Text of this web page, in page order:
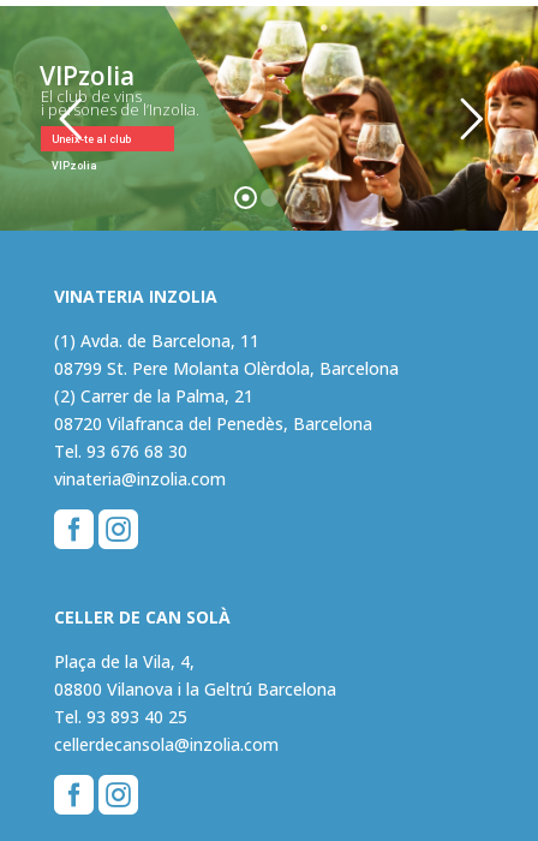
VIPzolia
Uneix-te al club
VIPzolia
El club de vins
i persones de l’Inzolia.
VINATERIA INZOLIA
(1) Avda. de Barcelona, 11
08799 St. Pere Molanta Olèrdola, Barcelona
(2) Carrer de la Palma, 21
08720 Vilafranca del Penedès, Barcelona
Tel. 93 676 68 30
vinateria@inzolia.com

CELLER DE CAN SOLÀ
Plaça de la Vila, 4,
08800 Vilanova i la Geltrú Barcelona
Tel. 93 893 40 25
cellerdecansola@inzolia.com
 